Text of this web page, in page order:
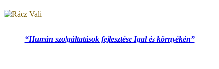
“Humán szolgáltatások fejlesztése Igal és környékén”